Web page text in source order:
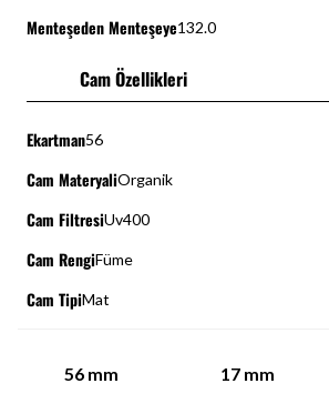
Menteşeden Menteşeye132.0
Cam Özellikleri
Ekartman56
Cam MateryaliOrganik
Cam FiltresiUv400
Cam RengiFüme
Cam TipiMat
56 mm 17 mm